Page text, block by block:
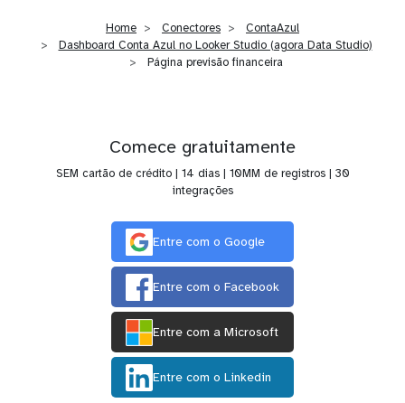
Home Conectores
ContaAzul
Dashboard Conta Azul no Looker Studio (agora Data Studio)
Página previsão financeira
Comece gratuitamente
SEM cartão de crédito | 14 dias | 10MM de registros | 30
integrações
Entre com o Google
Entre com o Facebook
Entre com a Microsoft
Entre com o Linkedin